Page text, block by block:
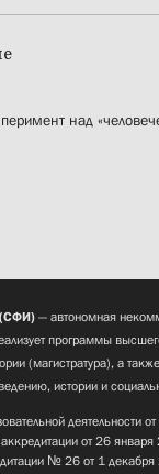
над
(СФИ) — автономная
программы
(магистратура), а
истории и
деятельности
от 26
№ 26 от 1